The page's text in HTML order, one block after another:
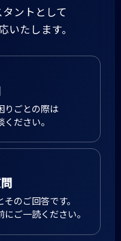
ントとして
いたします。
りごとの際は
ださい。
のご回答です。
ご一読ください。